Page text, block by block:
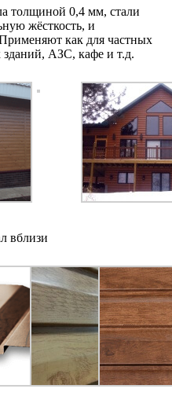
толщиной 0,4 мм, стали
жёсткость, и
как для частных
АЗС, кафе и т.д.
вблизи